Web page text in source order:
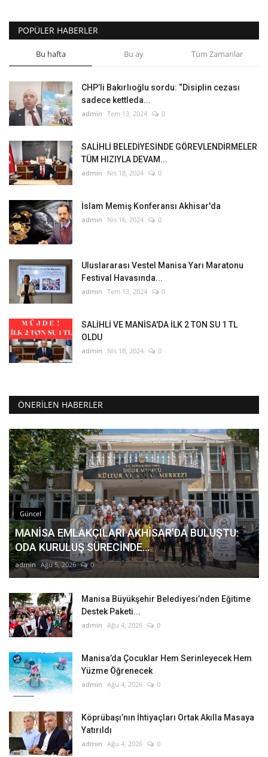
POPÜLER HABERLER
Bu hafta Bu ay Tüm Zamanlar
CHP’li Bakırlıoğlu sordu: “Disiplin cezası
sadece kettleda...
admin Tem 13, 2024 0
SALİHLİ BELEDİYESİNDE GÖREVLENDİRMELER
TÜM HIZIYLA DEVAM...
admin Nis 18, 2024 0
İslam Memiş Konferansı Akhisar'da
admin Nis 16, 2024 0
Uluslararası Vestel Manisa Yarı Maratonu
Festival Havasında...
admin Tem 13, 2024 0
SALİHLİ VE MANİSA'DA İLK 2 TON SU 1 TL
OLDU
admin Nis 18, 2024 0
ÖNERILEN HABERLER
Güncel
MANİSA EMLAKÇILARI AKHİSAR'DA BULUŞTU:
ODA KURULUŞ SÜRECİNDE...
admin Ağu 5, 2026 0
Manisa Büyükşehir Belediyesi’nden Eğitime
Destek Paketi...
admin Ağu 4, 2026 0
Manisa’da Çocuklar Hem Serinleyecek Hem
Yüzme Öğrenecek
admin Ağu 4, 2026 0
Köprübaşı’nın İhtiyaçları Ortak Akılla Masaya
Yatırıldı
admin Ağu 4, 2026 0